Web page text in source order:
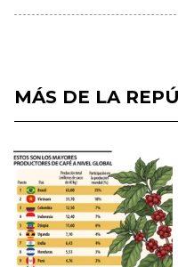
MÁS DE LA